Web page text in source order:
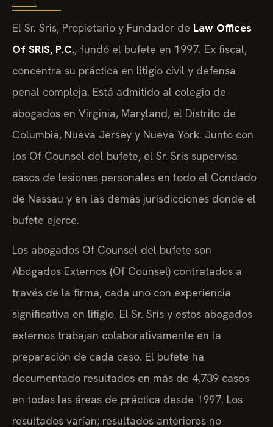
El Sr. Sris, Propietario y Fundador de Law Offices
Of SRIS, P.C., fundó el bufete en 1997. Ex fiscal,
concentra su práctica en litigio civil y defensa
penal compleja. Está admitido al colegio de
abogados en Virginia, Maryland, el Distrito de
Columbia, Nueva Jersey y Nueva York. Junto con
los Of Counsel del bufete, el Sr. Sris supervisa
casos de lesiones personales en todo el Condado
de Nassau y en las demás jurisdicciones donde el
bufete ejerce.
Los abogados Of Counsel del bufete son
Abogados Externos (Of Counsel) contratados a
través de la firma, cada uno con experiencia
significativa en litigio. El Sr. Sris y estos abogados
externos trabajan colaborativamente en la
preparación de cada caso. El bufete ha
documentado resultados en más de 4,739 casos
en todas las áreas de práctica desde 1997. Los
resultados varían; resultados anteriores no